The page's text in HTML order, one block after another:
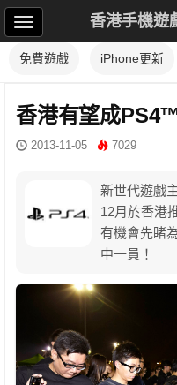
香港手機遊
免費遊戲 iPhone更新
香港有望成
2013-11-05 7029
新世代遊戲
12月於香港
有機會先睹
中一員！